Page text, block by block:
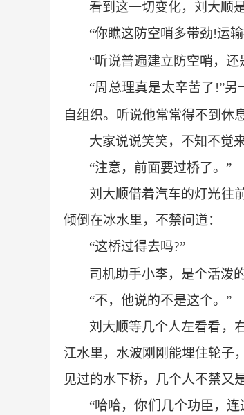
看到这一切变化，刘大顺
“你瞧这防空哨多带劲!运
“听说普遍建立防空哨，还
“周总理真是太辛苦了 !”另
自组织。听说他常常得不到休
大家说说笑笑，不知不觉
“注意，前面要过桥了。”
刘大顺借着汽车的灯光往
倾倒在冰水里，不禁问道：
“这桥过得去吗?”
司机助手小李，是个活泼
“不，他说的不是这个。”
刘大顺等几个人左看看，
江水里，水波刚刚能埋住轮子
见过的水下桥，几个人不禁又
“哈哈，你们几个功臣，连